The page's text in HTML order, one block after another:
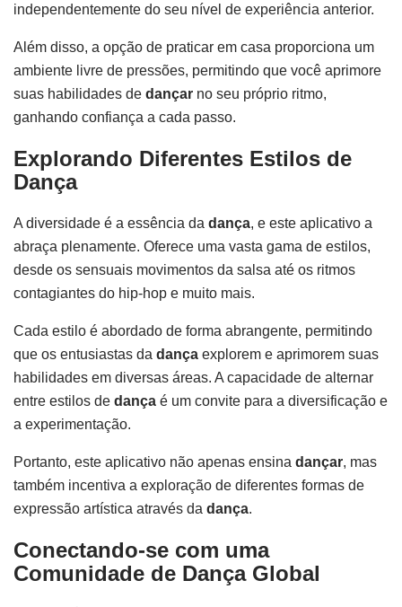
independentemente do seu nível de experiência anterior.
Além disso, a opção de praticar em casa proporciona um
ambiente livre de pressões, permitindo que você aprimore
suas habilidades de dançar no seu próprio ritmo,
ganhando confiança a cada passo.
Explorando Diferentes Estilos de
Dança
A diversidade é a essência da dança, e este aplicativo a
abraça plenamente. Oferece uma vasta gama de estilos,
desde os sensuais movimentos da salsa até os ritmos
contagiantes do hip-hop e muito mais.
Cada estilo é abordado de forma abrangente, permitindo
que os entusiastas da dança explorem e aprimorem suas
habilidades em diversas áreas. A capacidade de alternar
entre estilos de dança é um convite para a diversificação e
a experimentação.
Portanto, este aplicativo não apenas ensina dançar, mas
também incentiva a exploração de diferentes formas de
expressão artística através da dança.
Conectando-se com uma
Comunidade de Dança Global